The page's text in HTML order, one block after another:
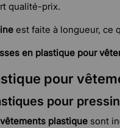
qualité-prix.
est faite à longueur, ce
en plastique pour
pour
pour
plastique sont